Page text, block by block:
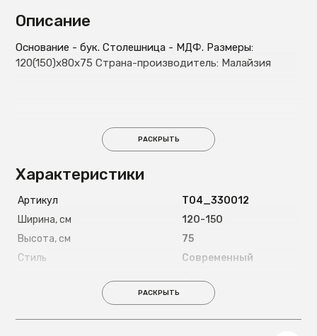
Описание
Основание - бук. Столешница - МДФ. Размеры:
120(150)х80х75 Страна-производитель: Малайзия
РАСКРЫТЬ
Характеристики
Артикул
T04_330012
Ширина, см
120-150
Высота, см
75
Стиль
Современный
Малайзия
РАСКРЫТЬ